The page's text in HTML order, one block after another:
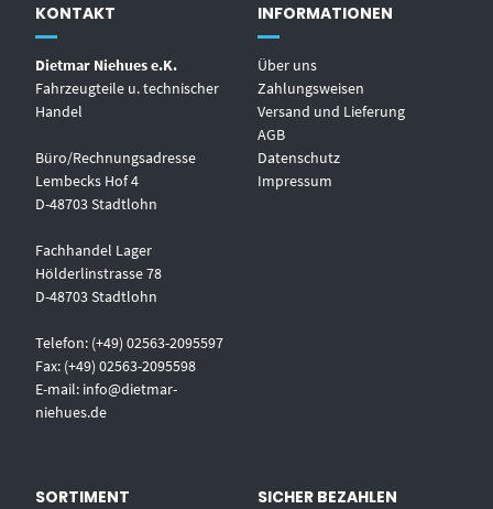
KONTAKT
Dietmar Niehues e.K.
Fahrzeugteile u. technischer
Handel
Büro/Rechnungsadresse
Lembecks Hof 4
D-48703 Stadtlohn
Fachhandel Lager
Hölderlinstrasse 78
D-48703 Stadtlohn
Telefon: (+49) 02563-2095597
Fax: (+49) 02563-2095598
E-mail: info@dietmar-
niehues.de
INFORMATIONEN
Über uns
Zahlungsweisen
Versand und Lieferung
AGB
Datenschutz
Impressum
SORTIMENT SICHER BEZAHLEN